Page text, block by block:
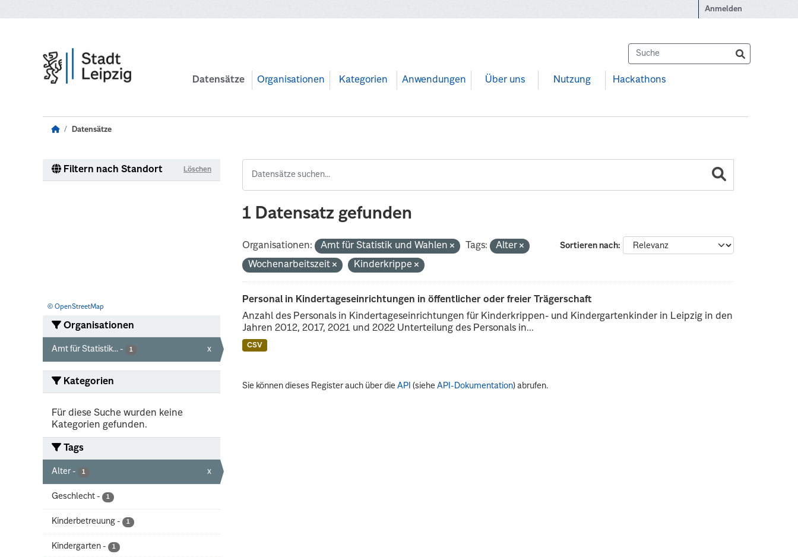
Anmelden
Datensätze Organisationen Kategorien Anwendungen Über uns Nutzung Hackathons
Datensätze
Filtern nach Standort Löschen
© OpenStreetMap
Organisationen
Amt für Statistik... - 1 x
Kategorien
Für diese Suche wurden keine
Kategorien gefunden.
Tags
Alter - 1 x
Geschlecht - 1
Kinderbetreuung - 1
Kindergarten - 1
1 Datensatz gefunden
Sortieren nach
Organisationen: Amt für Statistik und Wahlen Tags:
Alter
Wochenarbeitszeit
Kinderkrippe
Personal in Kindertageseinrichtungen in öffentlicher oder freier Trägerschaft
Anzahl des Personals in Kindertageseinrichtungen für Kinderkrippen- und Kindergartenkinder in Leipzig in den
Jahren 2012, 2017, 2021 und 2022 Unterteilung des Personals in...
CSV
Sie können dieses Register auch über dieAPI (sieheAPI-Dokumentation) abrufen.